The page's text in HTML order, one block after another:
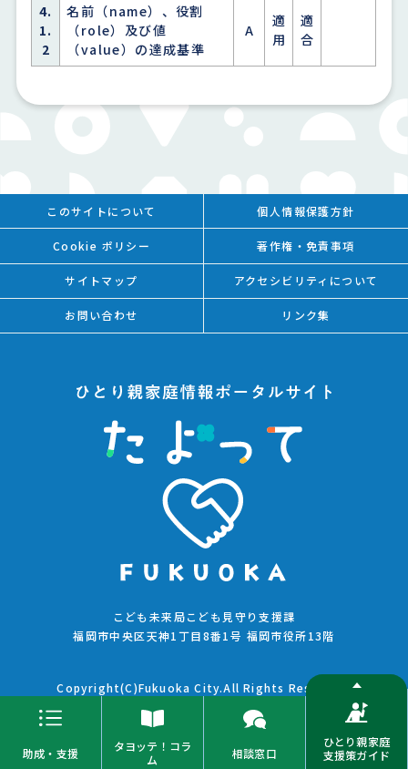
4.
1.
2
名前（name）、役割
（role）及び値
（value）の達成基準
A
適
用
適
合
助成・支援
タヨッテ！コラ
ム
相談窓口
ひとり親家庭
支援策ガイド
このサイトについて 個人情報保護方針
Cookie ポリシー 著作権・免責事項
サイトマップ アクセシビリティについて
お問い合わせ リンク集
こども未来局こども見守り支援課
福岡市中央区天神1丁目8番1号 福岡市役所13階
Copyright(C)Fukuoka City.All Rights Reserved.